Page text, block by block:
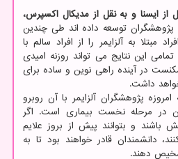
از ایسنا و به نقل از مدیکال اکسپرس،
توسعه داده اند طی چندین
مبتلا به آلزایمر را از افراد سالم با
این نتایج می تواند روزنه امیدی
در آینده راهی نوین و ساده برای
داشت.
پژوهشگران آلزایمر با آن روبرو
در مرحله نخست بیماری است. اگر
باشند و بتوانند پیش از بروز علایم
دانشمندان قادر خواهند بود تا به
دهند.